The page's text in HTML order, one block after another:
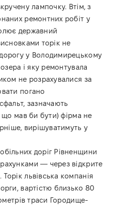
лампочку. Втім, з
ремонтних робіт у
державний
торік не
у Володимирецькому
і яку ремонтувала
не розрахувалися за
погано
зазначають
що мав би бути) фірма не
вирішуватимуть у
доріг Рівненщини
— через відкрите
львівська компанія
вартістю близько 80
траси Городище-